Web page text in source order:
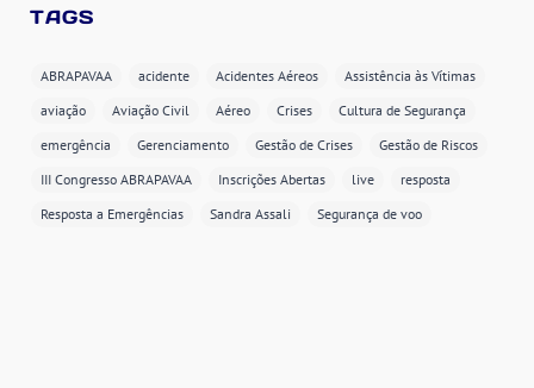
TAGS
ABRAPAVAA acidente Acidentes Aéreos
Assistência às Vítimas
aviação
Aviação Civil Aéreo Crises
Cultura de Segurança
emergência
Gerenciamento Gestão de Crises
Gestão de Riscos
III Congresso ABRAPAVAA
Inscrições Abertas live
resposta
Resposta a Emergências
Sandra Assali Segurança de voo